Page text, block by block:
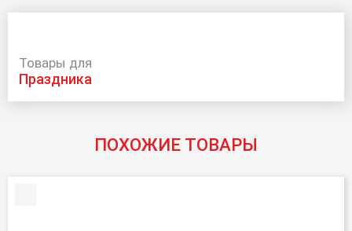
Товары для
праздника
ПОХОЖИЕ ТОВАРЫ